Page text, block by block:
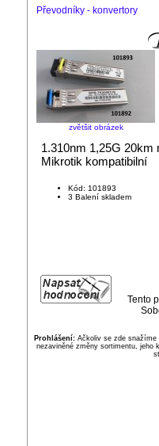
Převodníky - konvertory
zvětšit obrázek
1.310nm 1,25G 20km
Mikrotik kompatibilní
Kód: 101893
3 Balení skladem
Tento
Prohlášení:Ačkoliv se zde snažíme
nezaviněné změny sortimentu, jeho